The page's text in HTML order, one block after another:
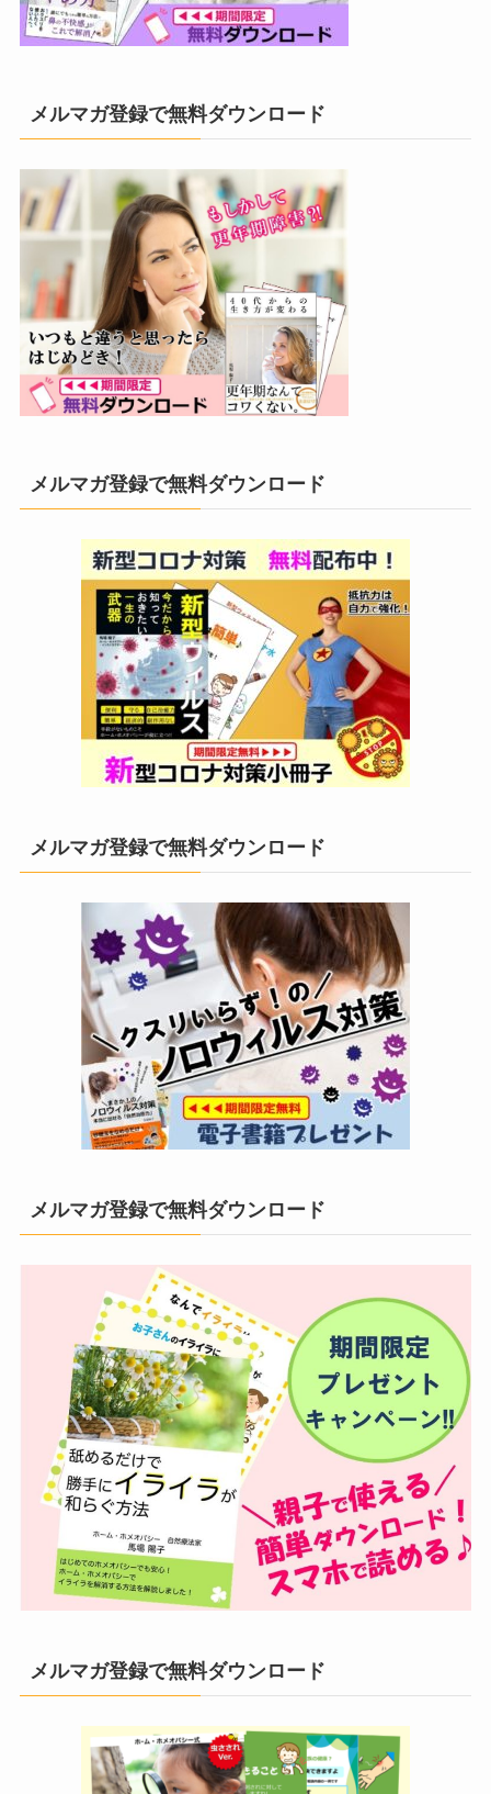
メルマガ登録で無料ダウンロード
メルマガ登録で無料ダウンロード
メルマガ登録で無料ダウンロード
メルマガ登録で無料ダウンロード
メルマガ登録で無料ダウンロード